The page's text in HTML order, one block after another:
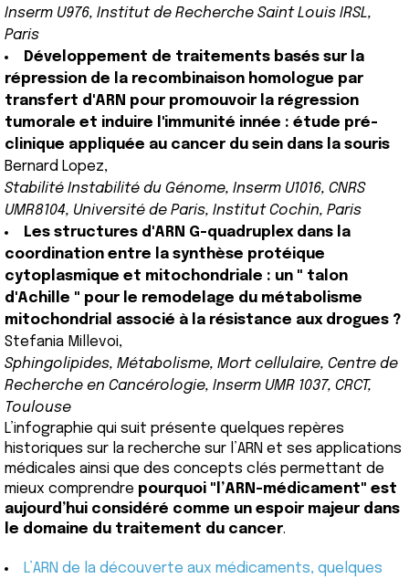
Inserm U976, Institut de Recherche Saint Louis IRSL,
Paris
Développement de traitements basés sur la
répression de la recombinaison homologue par
transfert d'ARN pour promouvoir la régression
tumorale et induire l'immunité innée : étude pré-
clinique appliquée au cancer du sein dans la souris
Bernard Lopez,
Stabilité Instabilité du Génome, Inserm U1016, CNRS
UMR8104, Université de Paris, Institut Cochin, Paris
Les structures d'ARN G-quadruplex dans la
coordination entre la synthèse protéique
cytoplasmique et mitochondriale : un " talon
d'Achille " pour le remodelage du métabolisme
mitochondrial associé à la résistance aux drogues ?
Stefania Millevoi,
Sphingolipides, Métabolisme, Mort cellulaire, Centre de
Recherche en Cancérologie, Inserm UMR 1037, CRCT,
Toulouse
L’infographie qui suit présente quelques repères
historiques sur la recherche sur l’ARN et ses applications
médicales ainsi que des concepts clés permettant de
mieux comprendre pourquoi "l’ARN-médicament" est
aujourd’hui considéré comme un espoir majeur dans
le domaine du traitement du cancer.
L’ARN de la découverte aux médicaments, quelques